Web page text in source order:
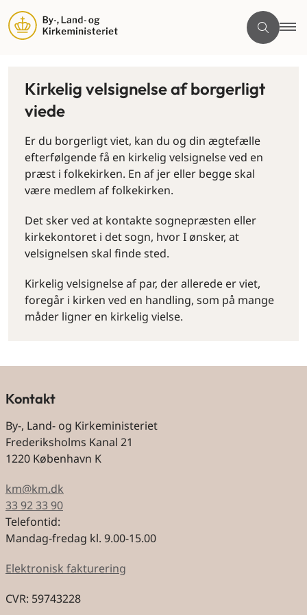
Kirkelig velsignelse af borgerligt
viede
Er du borgerligt viet, kan du og din ægtefælle
efterfølgende få en kirkelig velsignelse ved en
præst i folkekirken. En af jer eller begge skal
være medlem af folkekirken.
Det sker ved at kontakte sognepræsten eller
kirkekontoret i det sogn, hvor I ønsker, at
velsignelsen skal finde sted.
Kirkelig velsignelse af par, der allerede er viet,
foregår i kirken ved en handling, som på mange
måder ligner en kirkelig vielse.
Kontakt
By-, Land- og Kirkeministeriet
Frederiksholms Kanal 21
1220 København K
km@km.dk
33 92 33 90
Telefontid:
Mandag-fredag kl. 9.00-15.00
Elektronisk fakturering
CVR: 59743228